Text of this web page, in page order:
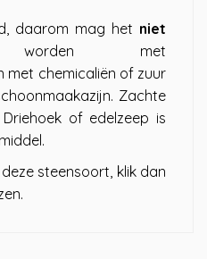
daarom mag het niet
worden met
chemicaliën of zuur
Zachte
of edelzeep is
steensoort, klik dan